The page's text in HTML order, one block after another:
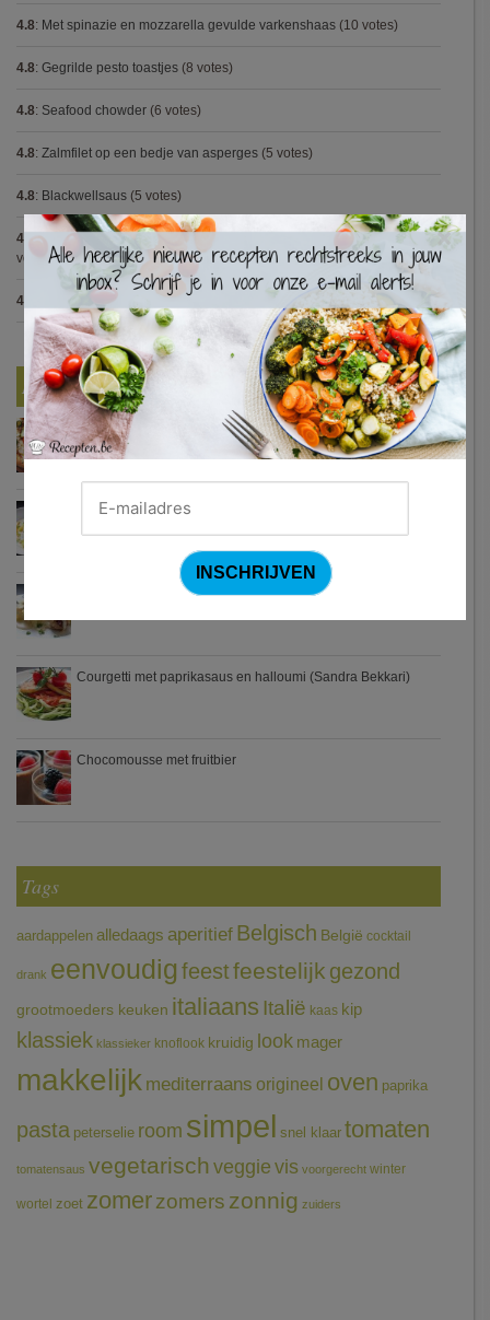
4.8: Met spinazie en mozzarella gevulde varkenshaas (10 votes)
4.8: Gegrilde pesto toastjes (8 votes)
4.8: Seafood chowder (6 votes)
4.8: Zalmfilet op een bedje van asperges (5 votes)
4.8: Blackwellsaus (5 votes)
4.7
votes)
4.7 Gestoofde kip met dragon
Nieuwste Recepten
Turkse pizza met halloumi en courgette
Waterzooi van pladijs met venkel (Colruyt)
Zweedse gehaktballetjes
Courgetti met paprikasaus en halloumi (Sandra Bekkari)
Chocomousse met fruitbier
Tags
aardappelen alledaags aperitief Belgisch België cocktail
drank eenvoudigfeestfeestelijk gezond
grootmoeders keuken italiaans Italië kaas kip
klassiek klassieker knoflook kruidig look mager
makkelijk mediterraans origineel oven paprika
pasta peterselie room simpel snel klaar tomaten
tomatensaus vegetarischveggie vis voorgerecht winter
wortel zoet zomerzomers zonnig zuiders
×